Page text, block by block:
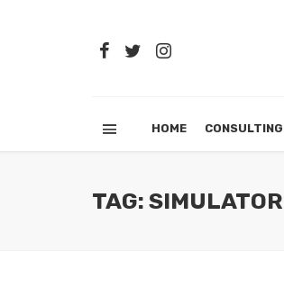
HOME CONSULTING
TAG: SIMULATOR